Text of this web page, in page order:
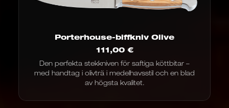
Porterhouse-biffkniv Olive
111,00 €
Den perfekta stekkniven för saftiga köttbitar –
med handtag i olivträ i medelhavsstil och en blad
av högsta kvalitet.